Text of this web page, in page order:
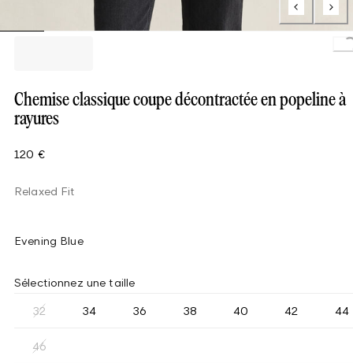
Chemise classique coupe décontractée en popeline à
rayures
120 €
Relaxed Fit
Evening Blue
Sélectionnez une taille
32 34 36 38 40 42 44
46